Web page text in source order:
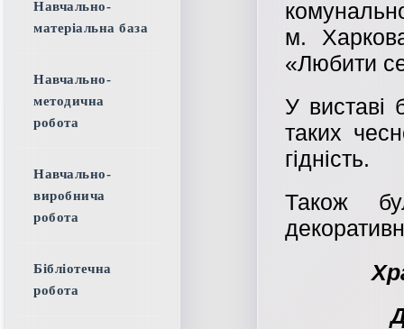
м.
«Любити
У виставі
таких
гідність.
Також
Навчально-
матеріальна база
Навчально-
методична
робота
Навчально-
виробнича
робота
Бібліотечна
робота